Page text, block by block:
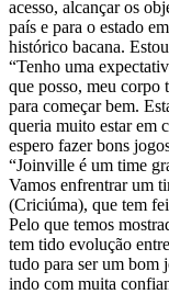
acesso, alcançar os
país e para o estado
histórico bacana.
“Tenho uma
que posso, meu corpo
para começar bem.
queria muito estar em
espero fazer bons
“Joinville é um time
Vamos enfrentrar um
(Criciúma), que tem
Pelo que temos
tem tido evolução
tudo para ser um bom
indo com muita